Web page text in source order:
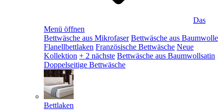
Das
Menü öffnen
Bettwäsche aus Mikrofaser Bettwäsche aus Baumwolle
Flanellbettlaken Französische Bettwäsche Neue
Kollektion + 2 nächste Bettwäsche aus Baumwollsatin
Doppelseitige Bettwäsche
Bettlaken